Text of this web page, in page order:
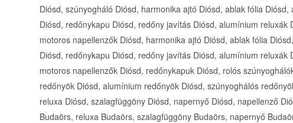
Diósd, szúnyogháló Diósd, harmonika ajtó Diósd, ablak fólia
Diósd, redőnykapu Diósd, redőny javítás Diósd, alumínium reluxák
motoros napellenzők Diósd, harmonika ajtó Diósd, ablak fólia
Diósd, redőnykapu Diósd, redőny javítás Diósd, alumínium reluxák
motoros napellenzők Diósd, redőnykapuk Diósd, rolós
redőnyök Diósd, alumínium redőnyök Diósd, szúnyoghálós
reluxa Diósd, szalagfüggöny Diósd, napernyő Diósd, napellenző
Budaörs, reluxa Budaörs, szalagfüggöny Budaörs, napernyő